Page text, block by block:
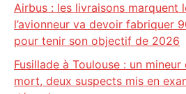
Airbus : les livraisons marquent
l’avionneur va devoir fabriquer
pour tenir son objectif de 2026
Fusillade à Toulouse : un
mort, deux suspects mis en